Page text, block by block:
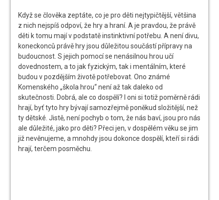
Když se člověka zeptáte, co je pro děti nejtypičtější, většina
z nich nejspíš odpoví, že hry a hraní. A je pravdou, že právě
děti k tomu mají v podstatě instinktivní potřebu. A není divu,
koneckonců právě hry jsou důležitou součástí přípravy na
budoucnost. S jejich pomocí se nenásilnou hrou učí
dovednostem, a to jak fyzickým, tak i mentálním, které
budou v pozdějším životě potřebovat. Ono známé
Komenského „škola hrou“ není až tak daleko od
skutečnosti. Dobrá, ale co dospělí? I oni si totiž poměrně rádi
hrají, byť tyto hry bývají samozřejmě poněkud složitější, než
ty dětské. Jistě, není pochyb o tom, že nás baví, jsou pro nás
ale důležité, jako pro děti? Přeci jen, v dospělém věku se jim
již nevěnujeme, a mnohdy jsou dokonce dospělí, kteří si rádi
hrají, terčem posměchu.